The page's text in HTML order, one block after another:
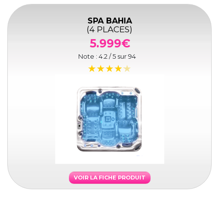
SPA BAHIA
(4 PLACES)
5.999€
Note : 4.2 / 5 sur94
VOIR LA FICHE PRODUIT